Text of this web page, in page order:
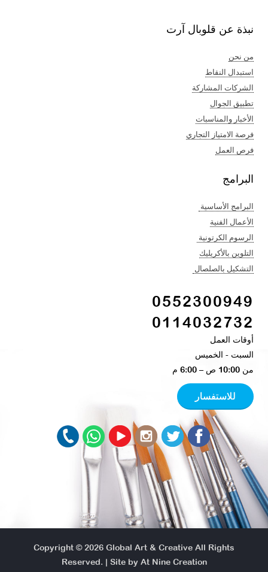
نبذة عن قلوبال آرت
من نحن
استبدال النقاط
الشركات المشاركة
تطبيق الجوال
الأخبار والمناسبات
فرصة الامتياز التجاري
فرص العمل
البرامج
البرامج الأساسية
الأعمال الفنية​
الرسوم الكرتونية ​
التلوين بالأكريليك​
التشكيل بالصلصال ​
0552300949
0114032732
أوقات العمل
السبت - الخميس​
من 10:00 ص – 6:00 م ​
للاستفسار
Copyright © 2026 Global Art & Creative All Rights
Reserved. | Site by At Nine Creation